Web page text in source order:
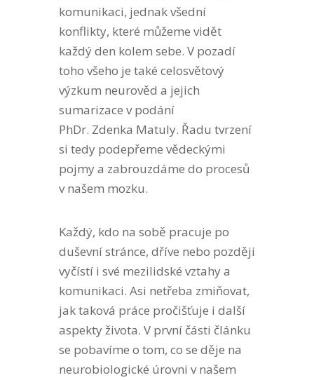
komunikaci, jednak všední
konflikty, které můžeme vidět
každý den kolem sebe. V pozadí
toho všeho je také celosvětový
výzkum neurověd a jejich
sumarizace v podání
PhDr. Zdenka Matuly. Řadu tvrzení
si tedy podepřeme vědeckými
pojmy a zabrouzdáme do procesů
v našem mozku.
Každý, kdo na sobě pracuje po
duševní stránce, dříve nebo později
vyčístí i své mezilidské vztahy a
komunikaci. Asi netřeba zmiňovat,
jak taková práce pročišťuje i další
aspekty života. V první části článku
se pobavíme o tom, co se děje na
neurobiologické úrovni v našem